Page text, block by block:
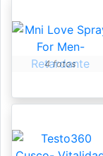
4 fotos